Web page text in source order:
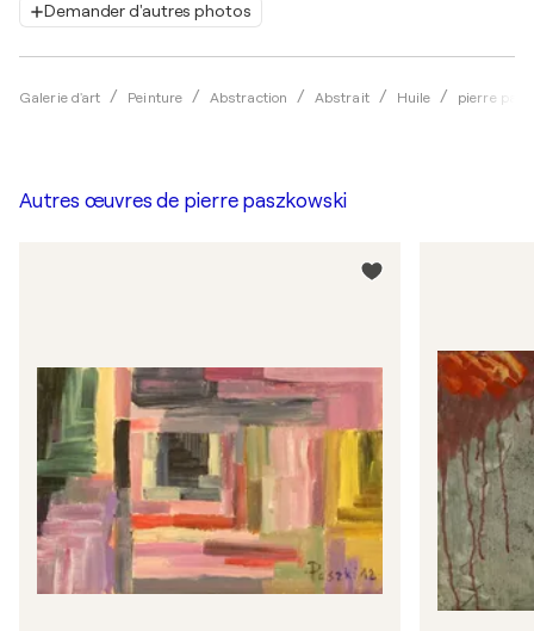
Demander d'autres photos
Galerie d'art Peinture Abstraction Abstrait Huile pierre
Autres œuvres de pierre paszkowski